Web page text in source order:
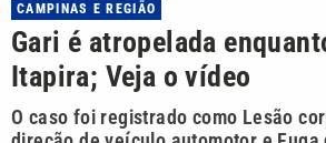
CAMPINAS E REGIÃO
Gari é atropelada
Itapira; Veja o vídeo
O caso foi registrado como Lesão